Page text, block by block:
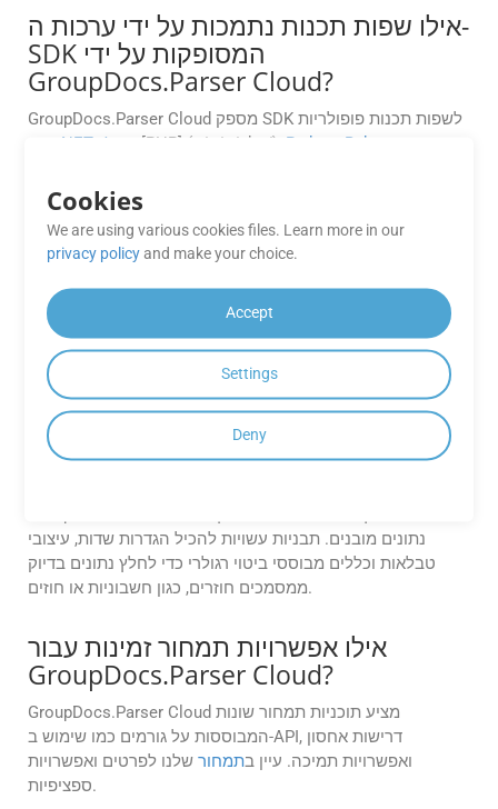
אילו שפות תכנות נתמכות על ידי ערכות ה-
SDK המסופקות על ידי
GroupDocs.Parser Cloud?
GroupDocs.Parser Cloud מספק SDK לשפות תכנות פופולריות
.NET, Java , [PHP] (../../../php/), Python Ruby
האם GroupDocs.Parser Cloud יכול
לחלץ מטא נתונים מ-4 _ מסמכים?
שונים של מסמכים כולל POT. מטא נתונים כוללים מידע כגון
מאפייני מסמך (מחבר, תאריך יצירה וכו’), כותרת המסמך, מילות
כיצד ליצור ולהשתמש בתבניות חילוץ
נתונים מובנים. תבניות עשויות להכיל הגדרות שדות, עיצובי
טבלאות וכללים מבוססי ביטוי רגולרי כדי לחלץ נתונים בדיוק
ממסמכים חוזרים, כגון חשבוניות או חוזים.
אילו אפשרויות תמחור זמינות עבור
GroupDocs.Parser Cloud?
GroupDocs.Parser Cloud מציע תוכניות תמחור שונות
המבוססות על גורמים כמו שימוש ב-API, דרישות אחסון
ואפשרויות תמיכה. עיין בתמחור שלנו לפרטים ואפשרויות
ספציפיות.
Cookies
We are using various cookies files. Learn more in our
privacy policyand make your choice.
Accept
Settings
Deny